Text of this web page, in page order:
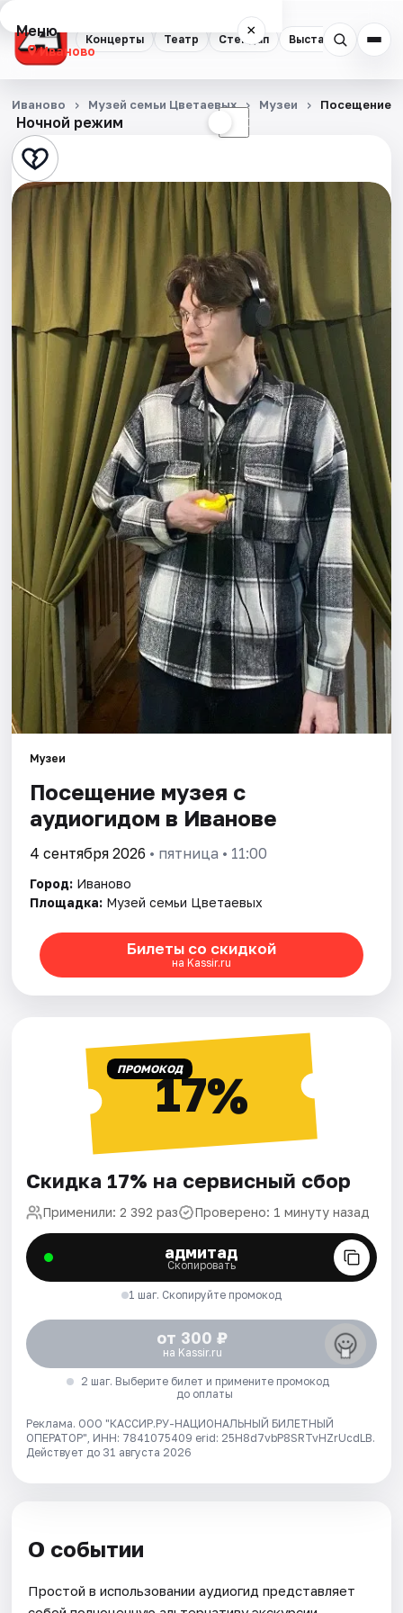
Концерты Театр Стендап Выставки Спорт
Меню ×
Иваново
Концерты
Театр
Стендап
Выставки
Спорт
Города
Площадки
Артисты
Рейтинги
Ночной режим ☾
Иваново Музей семьи Цветаевых Музеи Посещение
Музеи
Посещение музея с
аудиогидом в Иванове
4 сентября 2026 • пятница • 11:00
Город: Иваново
Площадка: Музей семьи Цветаевых
Билеты со скидкой
на Kassir.ru
ПРОМОКОД17%
Скидка 17% на сервисный сбор
Применили: 2 392 раз Проверено: 1 минуту назад
адмитад
Скопировать
1 шаг. Скопируйте промокод
от 300 ₽
на Kassir.ru
2 шаг. Выберите билет и примените промокод
до оплаты
Реклама. ООО "КАССИР.РУ-НАЦИОНАЛЬНЫЙ БИЛЕТНЫЙ
ОПЕРАТОР", ИНН: 7841075409 erid: 25H8d7vbP8SRTvHZrUcdLB.
Действует до 31 августа 2026
О событии
Простой в использовании аудиогид представляет